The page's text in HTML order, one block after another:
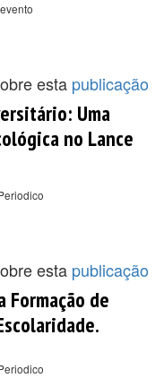
esta publicação
Uma
no Lance
esta publicação
Formação de